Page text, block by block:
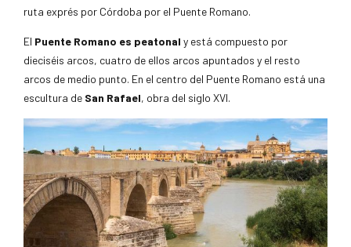
ruta exprés por Córdoba por el Puente Romano.
El Puente Romano es peatonal y está compuesto por
dieciséis arcos, cuatro de ellos arcos apuntados y el resto
arcos de medio punto. En el centro del Puente Romano está una
escultura de San Rafael, obra del siglo XVI.